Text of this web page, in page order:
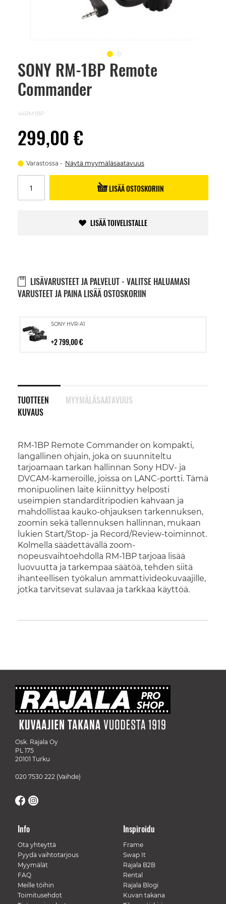
SONY RM-1BP Remote
Commander
44RM1BP
299,00 €
Varastossa Näytä myymäläsaatavuus
LISÄÄ OSTOSKORIIN
LISÄÄ TOIVELISTALLE
LISÄVARUSTEET JA PALVELUT - VALITSE HALUAMASI
VARUSTEET JA PAINA LISÄÄ OSTOSKORIIN
SONY HVR-A1
2 799,00 €
Lisää
TUOTTEEN
KUVAUS
RM-1BP Remote Commander on kompakti,
langallinen ohjain, joka on suunniteltu
tarjoamaan tarkan hallinnan Sony HDV- ja
DVCAM-kameroille, joissa on LANC-portti. Tämä
monipuolinen laite kiinnittyy helposti
useimpien standarditripodien kahvaan ja
mahdollistaa kauko-ohjauksen tarkennuksen,
zoomin sekä tallennuksen hallinnan, mukaan
lukien Start/Stop- ja Record/Review-toiminnot.
Kolmella säädettävällä zoom-
nopeusvaihtoehdolla RM-1BP tarjoaa lisää
luovuutta ja tarkempaa säätöä, tehden siitä
ihanteellisen työkalun ammattivideokuvaajille,
jotka tarvitsevat sulavaa ja tarkkaa käyttöä.
MYYMÄLÄSAATAVUUS
Skip
beginning
images
Osk. Rajala Oy
PL 175
20101 Turku
020 7530 222 (Vaihde)
Info
Ota yhteyttä
Pyydä vaihtotarjous
Myymälät
FAQ
Meille töihin
Toimitusehdot
Inspiroidu
Frame
Swap It
Rajala B2B
Rental
Rajala Blogi
Kuvan takana